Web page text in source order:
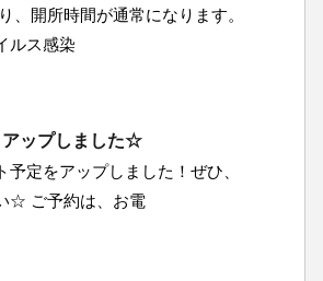
、開所時間が通常になります。
ルス感染
アップしました☆
予定をアップしました！ぜひ、
☆ ご予約は、お電